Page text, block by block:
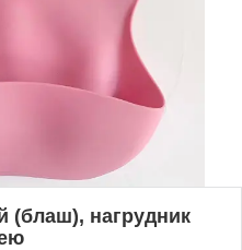
(блаш), нагрудник